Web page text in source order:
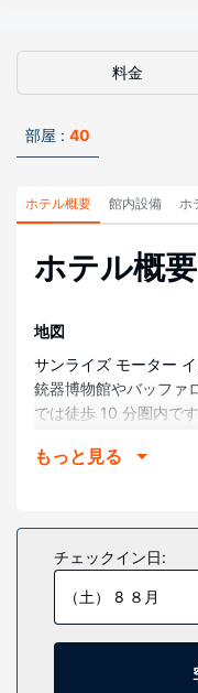
料金
部屋 : 40
ホテル概要 館内設備 ホ
ホテル概要
地図
サンライズ モーター
銃器博物館やバッファ
では徒歩 10 分圏内で
場所にあります。
全部で 40 室ある客室
をお使いいただけるほ
す。バスルームには、
あります。コーヒー /
台の他に、市内通話 (
す。
もっと見る
チェックイン日:
（土） 8 ８月